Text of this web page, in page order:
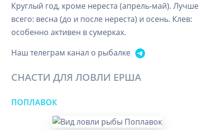
Круглый год, кроме нереста (апрель-май). Лучше
всего: весна (до и после нереста) и осень. Клев:
особенно активен в сумерках.
Наш телеграм канал о рыбалке
СНАСТИ ДЛЯ ЛОВЛИ ЕРША
ПОПЛАВОК